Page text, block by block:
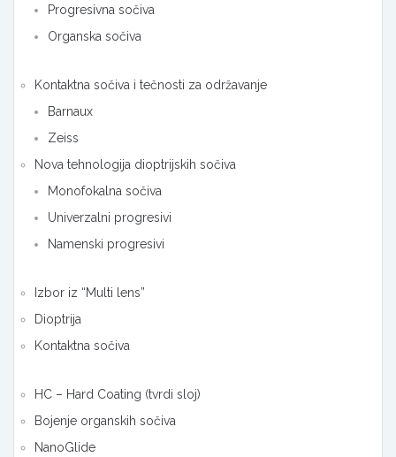
Progresivna sočiva
Organska sočiva
Kontaktna sočiva i tečnosti za održavanje
Barnaux
Zeiss
Nova tehnologija dioptrijskih sočiva
Monofokalna sočiva
Univerzalni progresivi
Namenski progresivi
Izbor iz “Multi lens”
Dioptrija
Kontaktna sočiva
HC – Hard Coating (tvrdi sloj)
Bojenje organskih sočiva
NanoGlide